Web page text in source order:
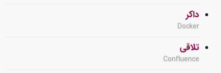
داکر
Docker
تلاقی
Confluence